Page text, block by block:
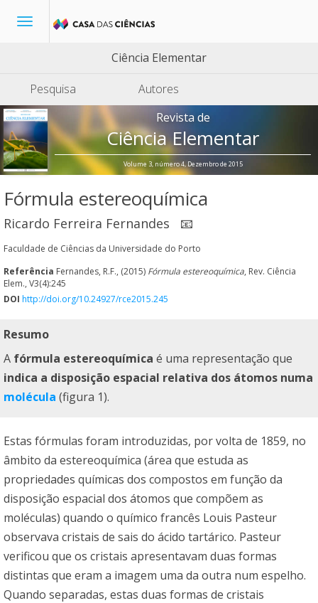
Toggle
Ciência Elementar
Pesquisa
Autores
Revista de
Ciência Elementar
Volume 3, número 4, Dezembro de 2015
Fórmula estereoquímica
Ricardo Ferreira Fernandes 📧
Faculdade de Ciências da Universidade do Porto
Referência Fernandes, R.F., (2015) Fórmula estereoquímica, Rev. Ciência
Elem., V3(4):245
DOI http://doi.org/10.24927/rce2015.245
Resumo
A fórmula estereoquímica é uma representação que
indica a disposição espacial relativa dos átomos numa
molécula (figura 1).
Estas fórmulas foram introduzidas, por volta de 1859, no
âmbito da estereoquímica (área que estuda as
propriedades químicas dos compostos em função da
disposição espacial dos átomos que compõem as
moléculas) quando o químico francês Louis Pasteur
observava cristais de sais do ácido tartárico. Pasteur
verificou que os cristais apresentavam duas formas
distintas que eram a imagem uma da outra num espelho.
Quando separadas, estas duas formas de cristais